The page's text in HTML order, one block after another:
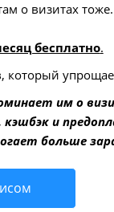
о визитах
бесплатно.
который
им о
кэшбэк и
больше